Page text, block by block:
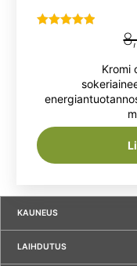
KAUNEUS
LAIHDUTUS
Kromi